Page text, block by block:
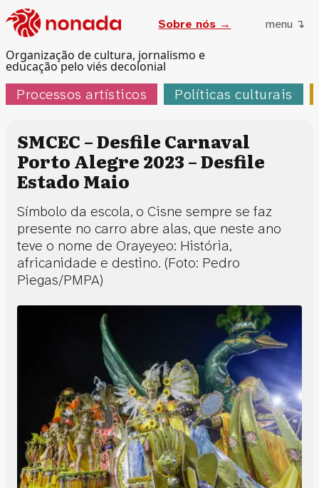
Organização de cultura, jornalismo e
educação pelo viés decolonial
Sobre nós → menu ↴
Processos artísticos Políticas culturais
SMCEC – Desfile Carnaval
Porto Alegre 2023 – Desfile
Estado Maio
Símbolo da escola, o Cisne sempre se faz
presente no carro abre alas, que neste ano
teve o nome de Orayeyeo: História,
africanidade e destino. (Foto: Pedro
Piegas/PMPA)